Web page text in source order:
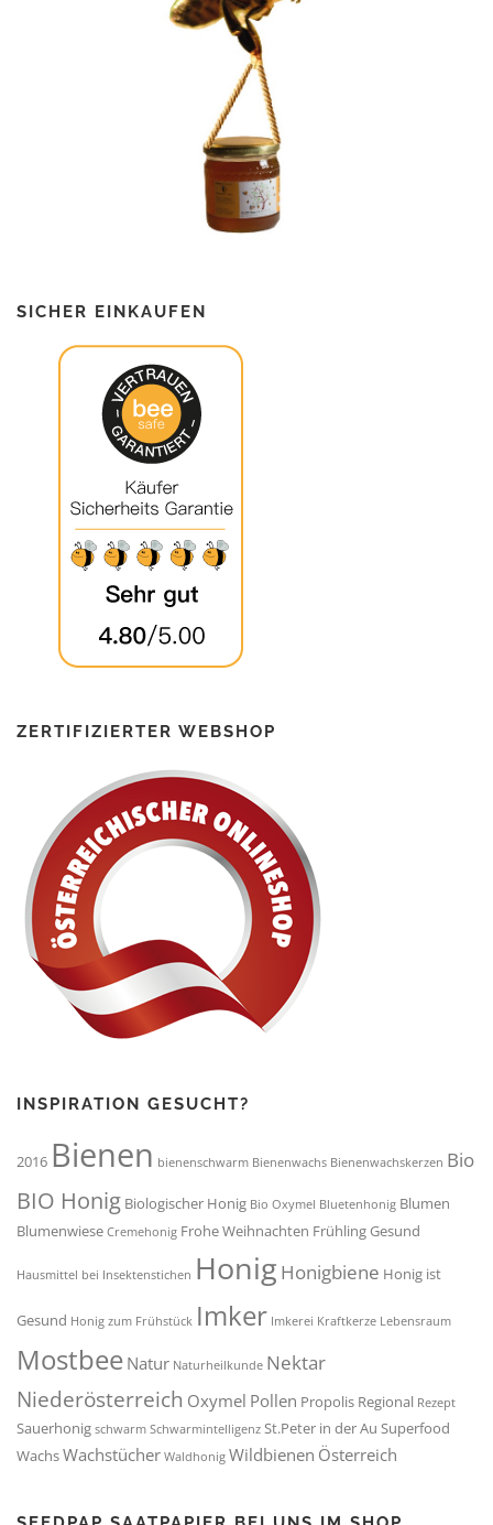
SICHER EINKAUFEN
ZERTIFIZIERTER WEBSHOP
INSPIRATION GESUCHT?
2016 Bienen bienenschwarm Bienenwachs Bienenwachskerzen Bio
BIO Honig Biologischer Honig Bio Oxymel Bluetenhonig Blumen
Blumenwiese Cremehonig Frohe Weihnachten FrühlingGesund
Hausmittel bei Insektenstichen Honig Honigbiene Honig ist
Gesund Honig zum Frühstück Imker Imkerei Kraftkerze Lebensraum
MostbeeNatur Naturheilkunde Nektar
Niederösterreich Oxymel Pollen Propolis Regional Rezept
Sauerhonig schwarm Schwarmintelligenz St.Peter in der Au Superfood
WachsWachstücher Waldhonig Wildbienen Österreich